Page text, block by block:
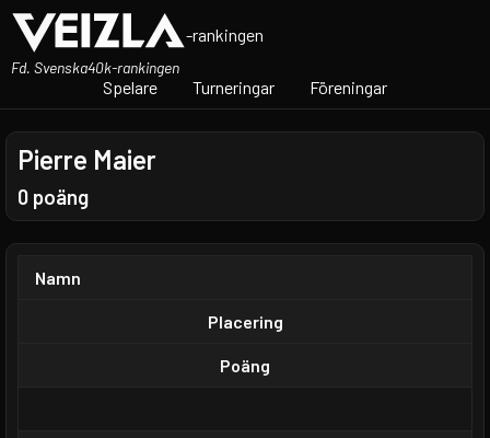
-rankingen
Fd. Svenska40k-rankingen
Spelare Turneringar Föreningar
Pierre Maier
0 poäng
Namn
Placering
Poäng